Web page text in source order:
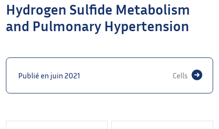
Hydrogen Sulfide Metabolism
and Pulmonary Hypertension
Publié en juin 2021 Cells